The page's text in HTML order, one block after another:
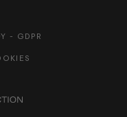
- GDPR